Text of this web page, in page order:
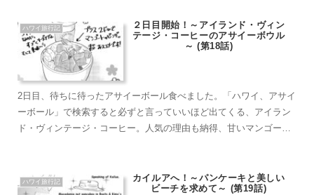
介したいと思います。
ハワイ旅行記
２日目開始！～アイランド・ヴィン
テージ・コーヒーのアサイーボウル
～ (第18話)
2日目、待ちに待ったアサイーボール食べました。「ハワイ、アサイ
ーボール」で検索すると必ずと言っていいほど出てくる、アイラン
ド・ヴィンテージ・コーヒー。人気の理由も納得、甘いマンゴー、
いくらいおいしい
ハワイ旅行記
カイルアへ！～パンケーキと美しい
ビーチを求めて～ (第19話)